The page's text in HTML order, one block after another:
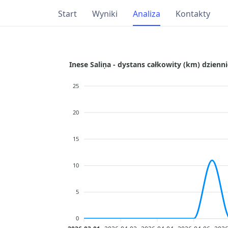
Start Wyniki Analiza Kontakty
Inese Saliņa - dystans całkowity (km)
25
20
15
10
5
0